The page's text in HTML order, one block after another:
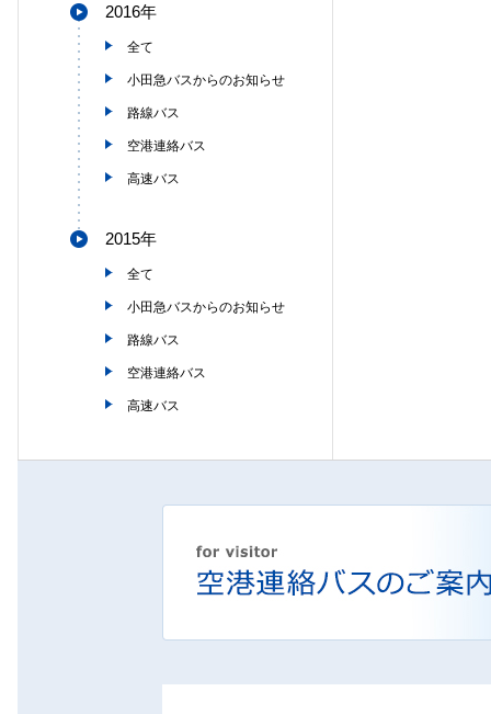
2016年
全て
小田急バスからのお知らせ
路線バス
空港連絡バス
高速バス
2015年
全て
小田急バスからのお知らせ
路線バス
空港連絡バス
高速バス